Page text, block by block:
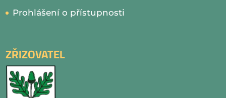
Prohlášení o přístupnosti
ZŘIZOVATEL